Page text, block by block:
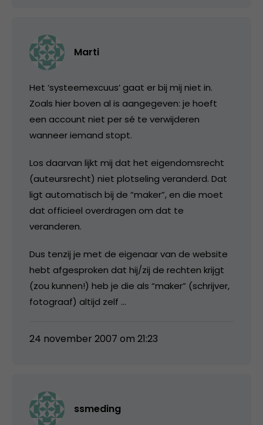
Marti
Het ‘systeemexcuus’ gaat er bij mij niet in.
Zoals hier boven al is aangegeven: je hoeft
een account niet per sé te verwijderen
wanneer iemand stopt.
Los daarvan lijkt mij dat het eigendomsrecht
(auteursrecht) niet plotseling veranderd. Dat
ligt automatisch bij de “maker”, en die moet
dat officieel overdragen om dat te
veranderen.
Dus tenzij je met de eigenaar van de website
hebt afgesproken dat hij/zij de rechten krijgt
(zou kunnen!) heb je die als “maker” (schrijver,
fotograaf) altijd zelf …
24 november 2007 om 21:23
ssmeding